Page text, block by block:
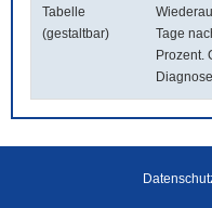
Tabelle
(gestaltbar)
Tage
Prozent.